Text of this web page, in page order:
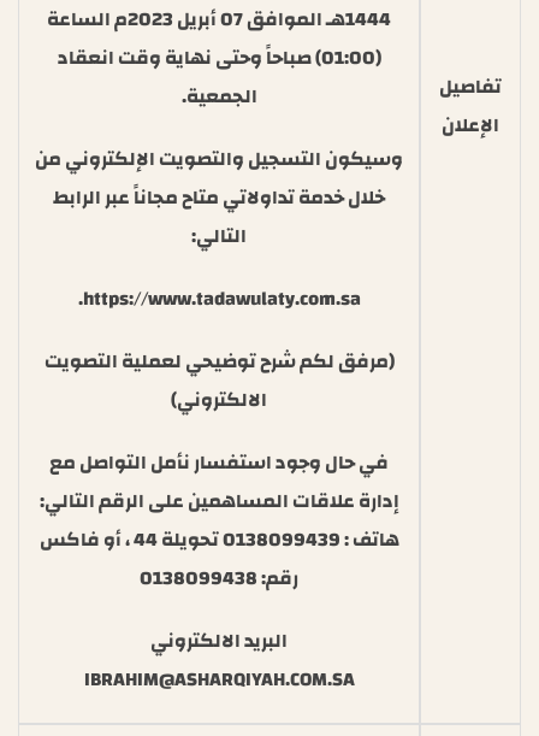
تفاصيل
الإعلان
1444هـ الموافق 07 أبريل 2023م الساعة
(01:00) صباحاً وحتى نهاية وقت انعقاد
الجمعية.
وسيكون التسجيل والتصويت الإلكتروني من
خلال خدمة تداولاتي متاح مجاناً عبر الرابط
التالي:
https://www.tadawulaty.com.sa.
(مرفق لكم شرح توضيحي لعملية التصويت
الالكتروني)
في حال وجود استفسار نأمل التواصل مع
إدارة علاقات المساهمين على الرقم التالي:
هاتف : 0138099439 تحويلة 44 ، أو فاكس
رقم: 0138099438
البريد الالكتروني
IBRAHIM@ASHARQIYAH.COM.SA